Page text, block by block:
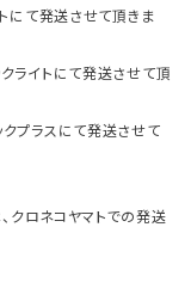
にて発送させて頂きま
ライトにて発送させて頂
クプラスにて発送させて
クロネコヤマトでの発送